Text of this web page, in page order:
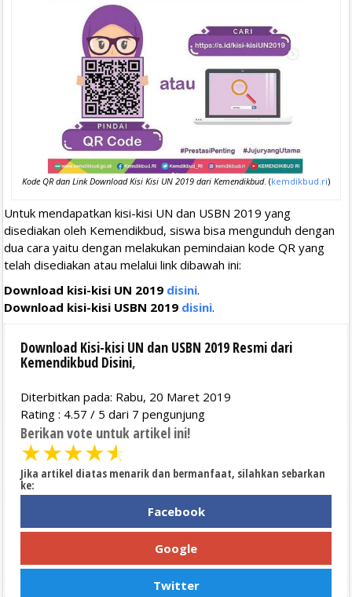
Kode QR dan Link Download Kisi Kisi UN 2019 dari Kemendikbud. (kemdikbud.ri)
Untuk mendapatkan kisi-kisi UN dan USBN 2019 yang
disediakan oleh Kemendikbud, siswa bisa mengunduh dengan
dua cara yaitu dengan melakukan pemindaian kode QR yang
telah disediakan atau melalui link dibawah ini:
Download kisi-kisi UN 2019 disini.
Download kisi-kisi USBN 2019 disini.
Download Kisi-kisi UN dan USBN 2019 Resmi dari
Kemendikbud Disini,
Diterbitkan pada: Rabu, 20 Maret 2019
Rating : 4.57 / 5 dari 7 pengunjung
Berikan vote untuk artikel ini!
★★★★★
Jika artikel diatas menarik dan bermanfaat, silahkan sebarkan
ke:
Facebook
Google
Twitter